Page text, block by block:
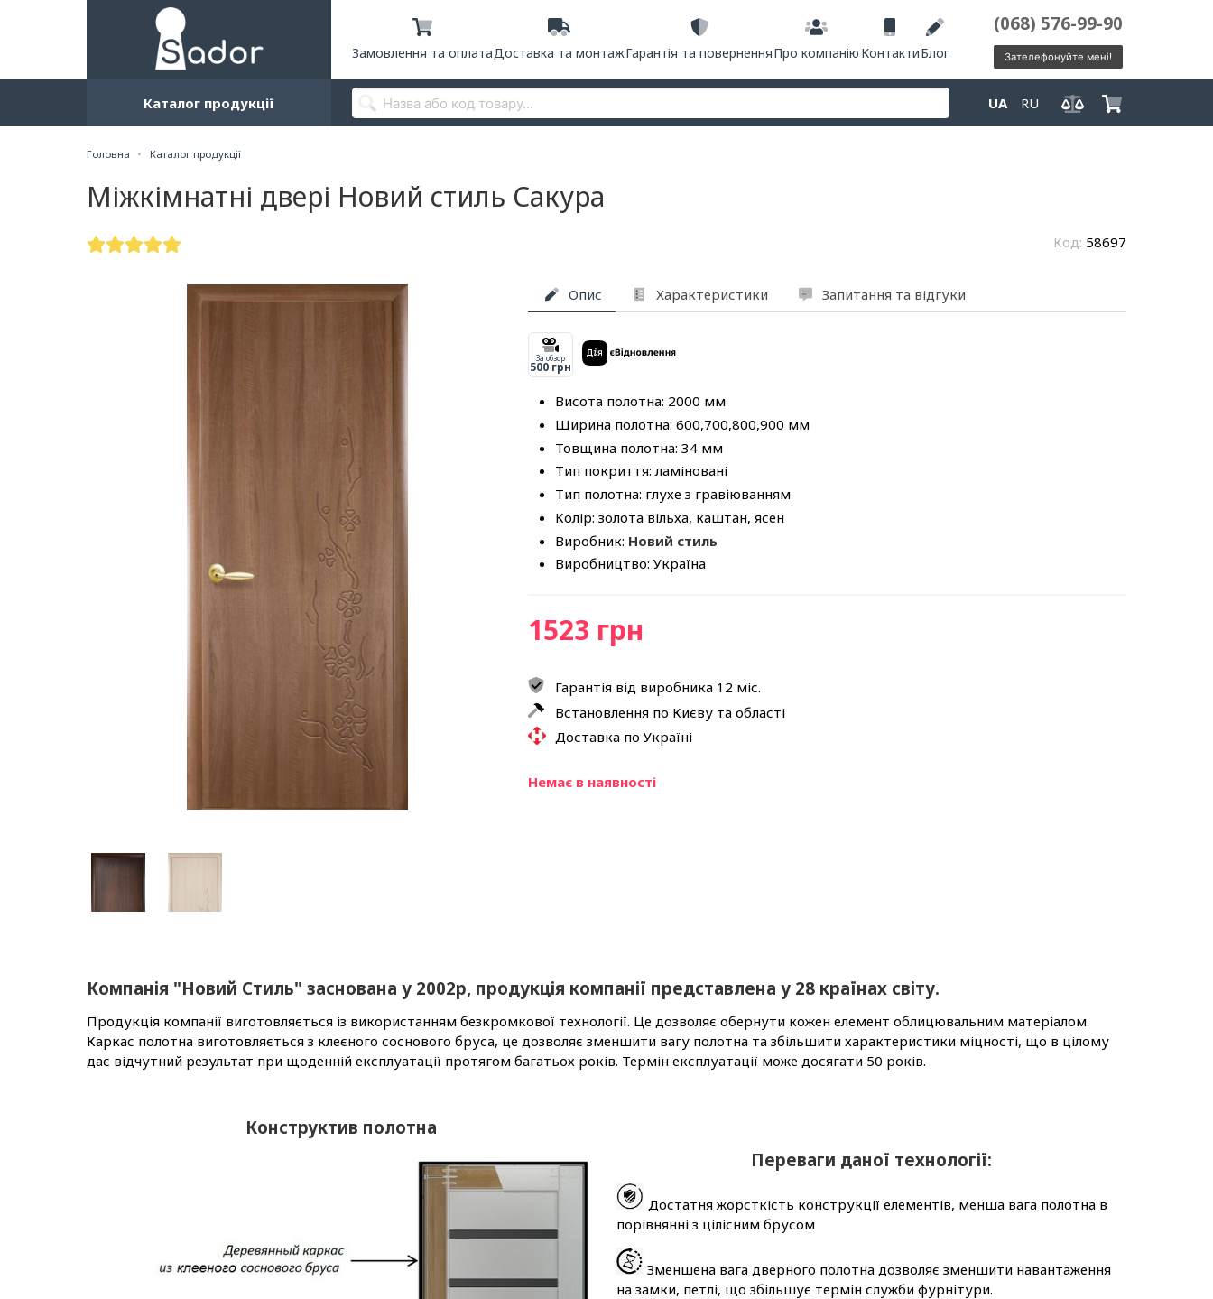
Замовлення та оплатаДоставка та монтажГарантія та поверненняПро компанію КонтактиБлог
(068) 576-99-90
Зателефонуйте мені!
Каталог продукції UA RU
Головна Каталог продукції
Міжкімнатні двері Новий стиль Сакура
Код: 58697
Опис Характеристики Запитання та відгуки
За обзор
500 грн
Висота полотна: 2000 мм
Ширина полотна: 600,700,800,900 мм
Товщина полотна: 34 мм
Тип покриття: ламіновані
Тип полотна: глухе з гравіюванням
Колір: золота вільха, каштан, ясен
Виробник: Новий стиль
Виробництво: Україна
1523 грн
Гарантія від виробника 12 міс.
Встановлення по Києву та області
Доставка по Україні
Немає в наявності
Компанія "Новий Стиль" заснована у 2002р, продукція компанії представлена у 28 країнах світу.
Продукція компанії виготовляється із використанням безкромкової технології. Це дозволяє обернути кожен елемент облицювальним матеріалом.
Каркас полотна виготовляється з клеєного соснового бруса, це дозволяє зменшити вагу полотна та збільшити характеристики міцності, що в цілому
дає відчутний результат при щоденній експлуатації протягом багатьох років. Термін експлуатації може досягати 50 років.
Конструктив полотна
Переваги даної технології:
Достатня жорсткість конструкції елементів, менша вага полотна в
порівнянні з цілісним брусом
Зменшена вага дверного полотна дозволяє зменшити навантаження
на замки, петлі, що збільшує термін служби фурнітури.